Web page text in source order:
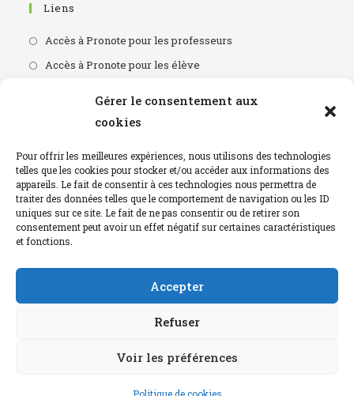
Gérer le consentement aux
cookies
Pour offrir les meilleures expériences, nous utilisons des technologies
telles que les cookies pour stocker et/ou accéder aux informations des
appareils. Le fait de consentir à ces technologies nous permettra de
traiter des données telles que le comportement de navigation ou les ID
uniques sur ce site. Le fait de ne pas consentir ou de retirer son
consentement peut avoir un effet négatif sur certaines caractéristiques
et fonctions.
Accepter
Refuser
Voir les préférences
Liens
Accès à Pronote pour les professeurs
Accès à Pronote pour les élève
Horaires Du Lycée
8:00 - 12h00
13h30 - 17h30